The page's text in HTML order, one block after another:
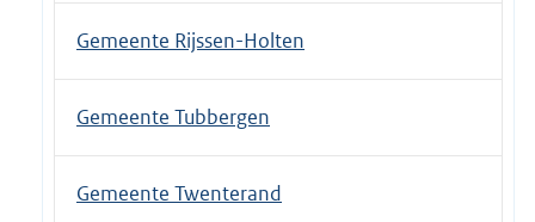
Gemeente Rijssen-Holten
Gemeente Tubbergen
Gemeente Twenterand